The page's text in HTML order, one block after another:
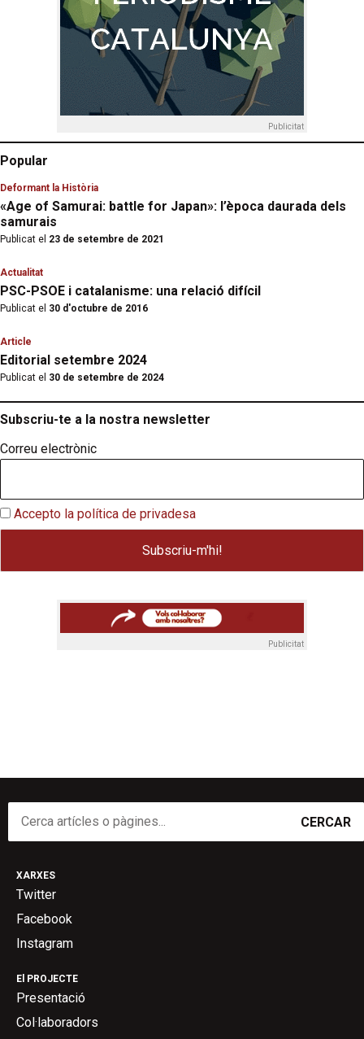
Publicitat
Popular
Deformant la Història
«Age of Samurai: battle for Japan»: l’època daurada dels
samurais
Publicat el 23 de setembre de 2021
Actualitat
PSC-PSOE i catalanisme: una relació difícil
Publicat el 30 d'octubre de 2016
Article
Editorial setembre 2024
Publicat el 30 de setembre de 2024
Subscriu-te a la nostra newsletter
Correu electrònic
Accepto la política de privadesa
Publicitat
CERCAR
El PROJECTE
Presentació
Col·laboradors
XARXES
Twitter
Facebook
Instagram